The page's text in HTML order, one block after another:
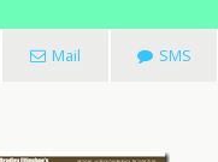
Mail SMS